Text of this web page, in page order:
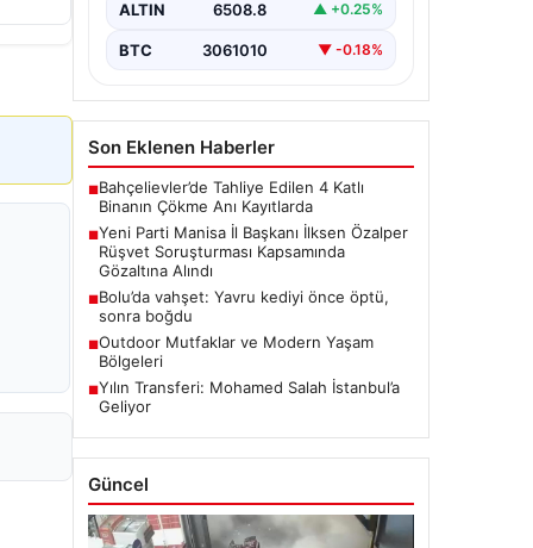
rüşvet soruşturmasında dikkat
Manisa…
ALTIN 6508.8 ▲ +0.25%
BTC 3061010 ▼ -0.18%
Son Eklenen Haberler
■Bahçelievler’de Tahliye Edilen 4 Katlı
Binanın Çökme Anı Kayıtlarda
■Yeni Parti Manisa İl Başkanı İlksen Özalper
Rüşvet Soruşturması Kapsamında
Gözaltına Alındı
■Bolu’da vahşet: Yavru kediyi önce öptü,
sonra boğdu
■Outdoor Mutfaklar ve Modern Yaşam
Bölgeleri
■Yılın Transferi: Mohamed Salah İstanbul’a
Geliyor
Güncel